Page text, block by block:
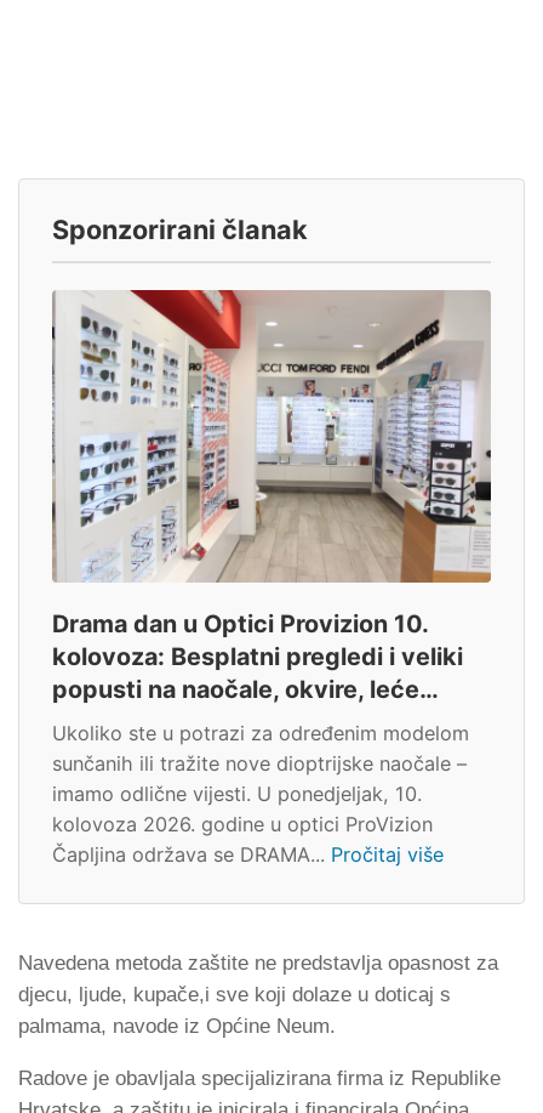
Sponzorirani članak
Drama dan u Optici Provizion 10.
kolovoza: Besplatni pregledi i veliki
popusti na naočale, okvire, leće…
Ukoliko ste u potrazi za određenim modelom
sunčanih ili tražite nove dioptrijske naočale –
imamo odlične vijesti. U ponedjeljak, 10.
kolovoza 2026. godine u optici ProVizion
Čapljina održava se DRAMA... Pročitaj više
Navedena metoda zaštite ne predstavlja opasnost za
djecu, ljude, kupače,i sve koji dolaze u doticaj s
palmama, navode iz Općine Neum.
Radove je obavljala specijalizirana firma iz Republike